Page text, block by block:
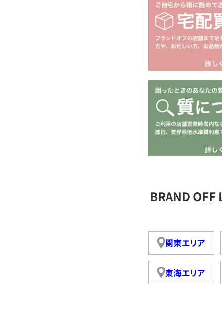
BRAND
関東エリア
東海エリア